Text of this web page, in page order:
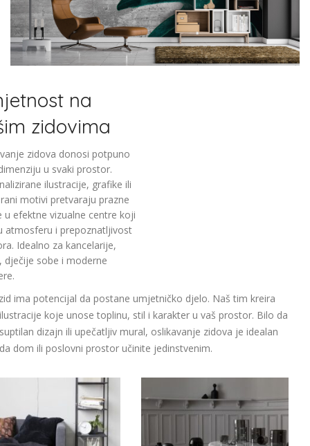
Home Modern Decoration Decals.
na
zidovima
zidova donosi potpuno
u svaki prostor.
ilustracije, grafike ili
motivi pretvaraju prazne
u efektne vizualne centre koji
atmosferu i prepoznatljivost
Idealno za kancelarije,
dječije sobe i moderne
ima potencijal da postane umjetničko djelo. Naš tim kreira
koje unose toplinu, stil i karakter u vaš prostor. Bilo da
dizajn ili upečatljiv mural, oslikavanje zidova je idealan
dom ili poslovni prostor učinite jedinstvenim.